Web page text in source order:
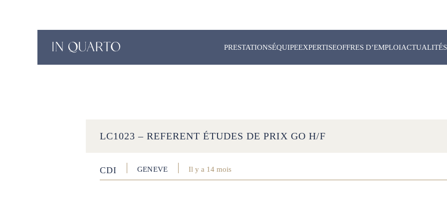
PRESTATIONSÉQUIPEEXPERTISEOFFRES D’EMPLOIACTUALITÉS
LC1023 – REFERENT ÉTUDES DE PRIX GO H/F
CDI GENEVE Il y a 14 mois